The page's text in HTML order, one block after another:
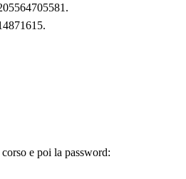
e poi la password: